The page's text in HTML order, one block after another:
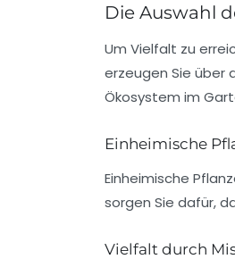
Die Auswahl
Um Vielfalt zu
erzeugen Sie über
Ökosystem im
Einheimische
Einheimische
sorgen Sie dafür,
Vielfalt durch